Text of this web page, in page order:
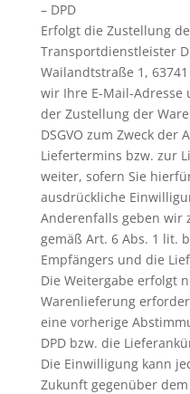
– DPD
Erfolgt die Zustellung
Transportdienstleister
Wailandtstraße 1,
wir Ihre E-Mail-
der Zustellung der
DSGVO zum Zweck der
Liefertermins bzw. zur
weiter, sofern Sie
ausdrückliche
Anderenfalls geben wir
gemäß Art. 6 Abs. 1 lit.
Empfängers und die
Die Weitergabe erfolgt
Warenlieferung
eine vorherige
DPD bzw. die
Die Einwilligung kann
Zukunft gegenüber